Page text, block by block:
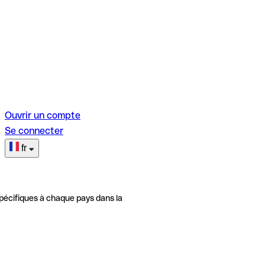
Ouvrir un compte
Se connecter
fr
à chaque pays dans la